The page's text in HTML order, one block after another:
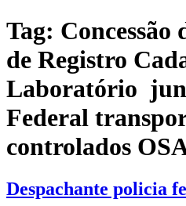
Tag:
de Registro
Laboratório
Federal
controlados
Despachante policia